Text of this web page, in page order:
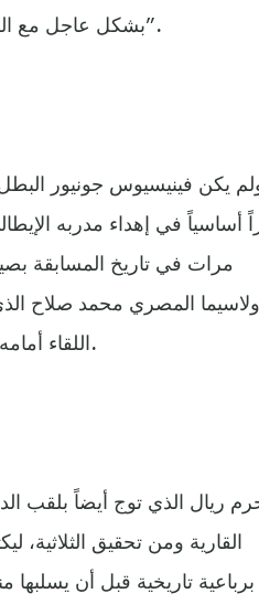
بشكل عاجل مع الشرطة والسلطات الفرنسية ومع الاتحاد الفرنسي لكرة القدم”.
يكن فينيسيوس جونيور
أساسياً في إهداء مدربه
مرات في تاريخ المسابقة
ولاسيما المصري محمد صلاح
اللقاء أمامه عام 2018 بسبب إصابة في الكتف تسبب بها سيرخيو راموس.
ريال الذي توج أيضاً بلقب
القارية ومن تحقيق الثلاثية،
برباعية تاريخية قبل أن